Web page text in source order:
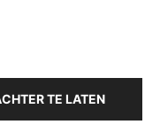
TE LATEN